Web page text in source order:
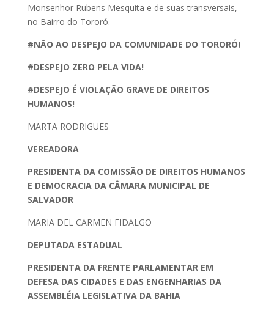
Monsenhor Rubens Mesquita e de suas transversais,
no Bairro do Tororó.
#NÃO AO DESPEJO DA COMUNIDADE DO TORORÓ!
#DESPEJO ZERO PELA VIDA!
#DESPEJO É VIOLAÇÃO GRAVE DE DIREITOS
HUMANOS!
MARTA RODRIGUES
VEREADORA
PRESIDENTA DA COMISSÃO DE DIREITOS HUMANOS
E DEMOCRACIA DA CÂMARA MUNICIPAL DE
SALVADOR
MARIA DEL CARMEN FIDALGO
DEPUTADA ESTADUAL
PRESIDENTA DA FRENTE PARLAMENTAR EM
DEFESA DAS CIDADES E DAS ENGENHARIAS DA
ASSEMBLÉIA LEGISLATIVA DA BAHIA